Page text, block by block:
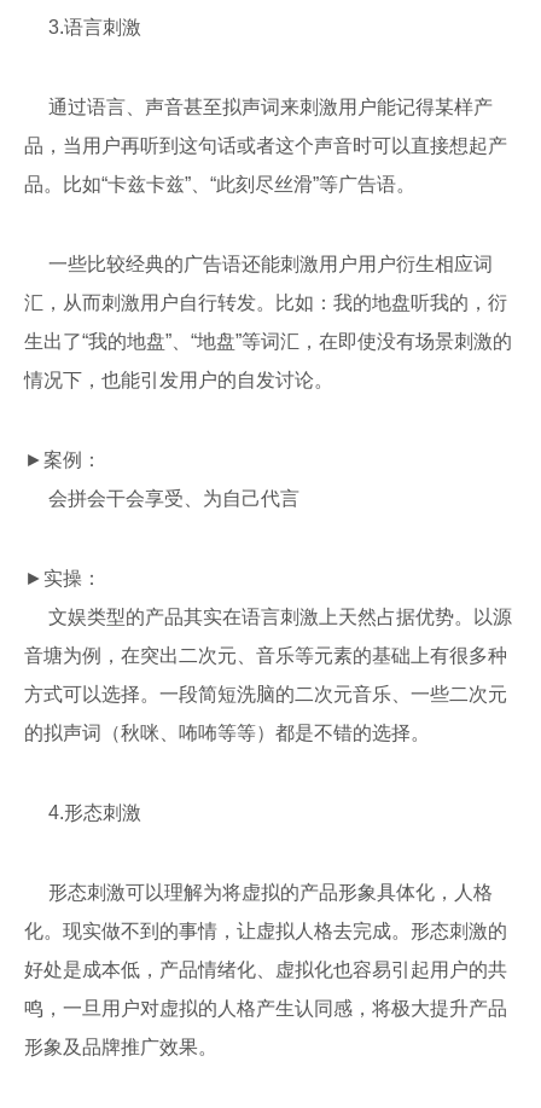
3.语言刺激
通过语言、声音甚至拟声词来刺激用户能记得某样产
品，当用户再听到这句话或者这个声音时可以直接想起产
品。比如“卡兹卡兹”、“此刻尽丝滑”等广告语。
一些比较经典的广告语还能刺激用户用户衍生相应词
汇，从而刺激用户自行转发。比如：我的地盘听我的，衍
生出了“我的地盘”、“地盘”等词汇，在即使没有场景刺激的
情况下，也能引发用户的自发讨论。
►案例：
会拼会干会享受、为自己代言
►实操：
文娱类型的产品其实在语言刺激上天然占据优势。以源
音塘为例，在突出二次元、音乐等元素的基础上有很多种
方式可以选择。一段简短洗脑的二次元音乐、一些二次元
的拟声词（秋咪、咘咘等等）都是不错的选择。
4.形态刺激
形态刺激可以理解为将虚拟的产品形象具体化，人格
化。现实做不到的事情，让虚拟人格去完成。形态刺激的
好处是成本低，产品情绪化、虚拟化也容易引起用户的共
鸣，一旦用户对虚拟的人格产生认同感，将极大提升产品
形象及品牌推广效果。